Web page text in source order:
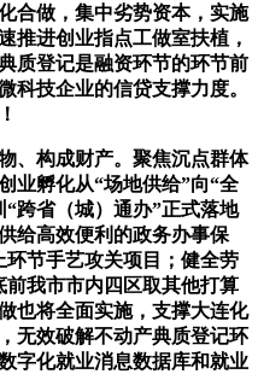
合做，集中劣势资本，实施
推进创业指点工做室扶植，
质登记是融资环节的环节前
科技企业的信贷支撑力度。
构成财产。聚焦沉点群体
业孵化从“场地供给”向“全
跨省（城）通办”正式落地
给高效便利的政务办事保
环节手艺攻关项目；健全劳
我市市内四区取其他打算
也将全面实施，支撑大连化
无效破解不动产典质登记环
字化就业消息数据库和就业